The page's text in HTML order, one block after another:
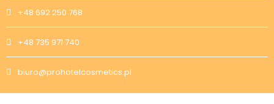
+48 692 250 768
+48 735 971 740
biuro@prohotelcosmetics.pl